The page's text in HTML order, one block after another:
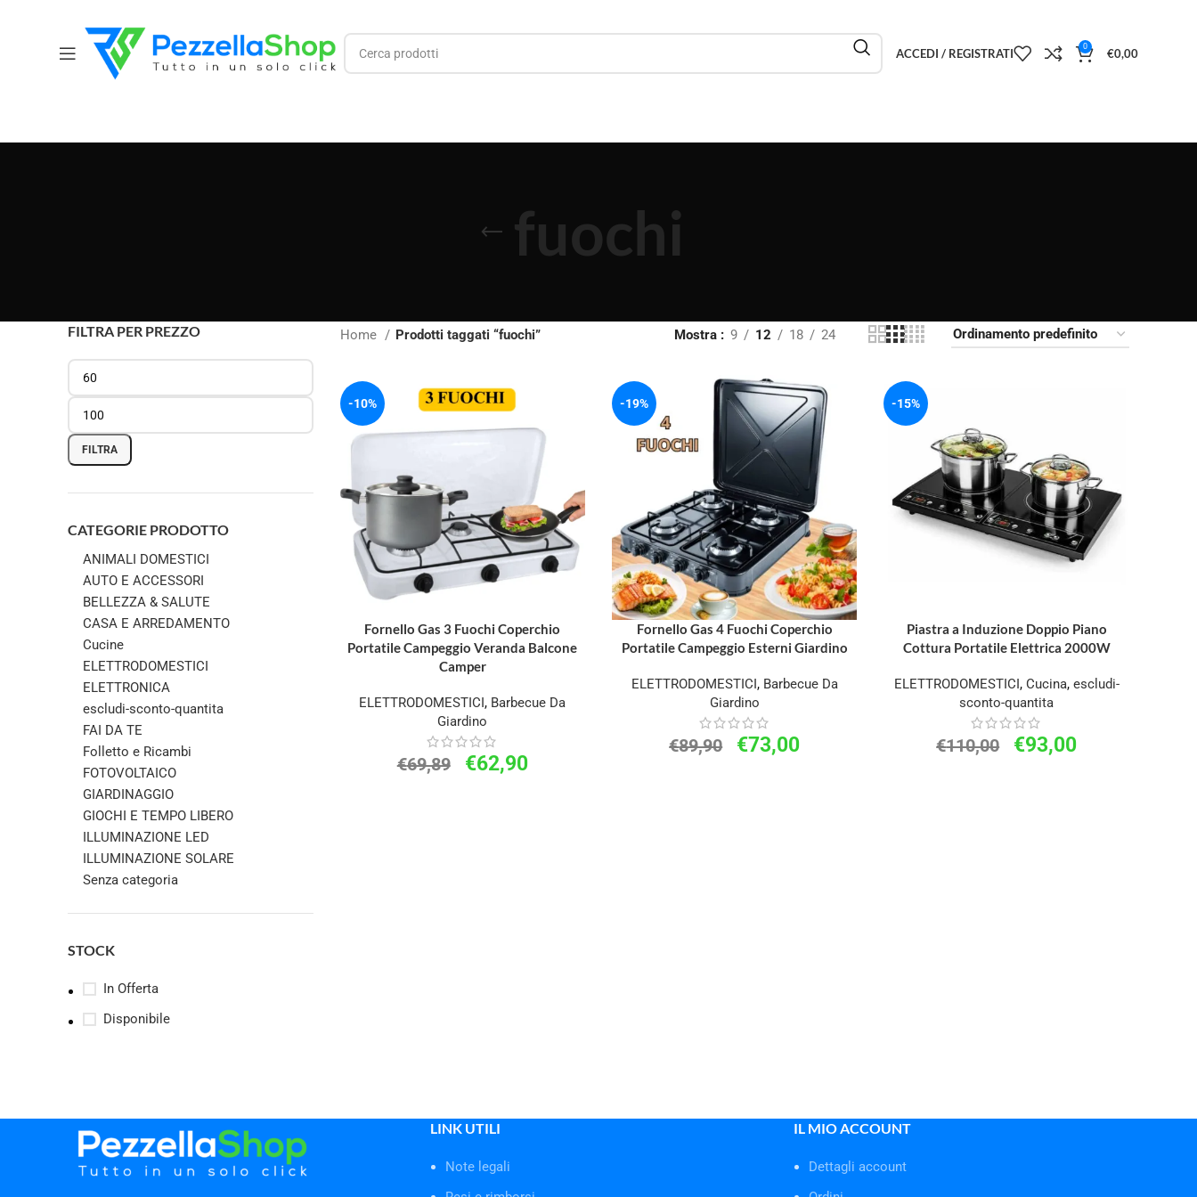
ACCEDI / REGISTRATI 0 €0,00
fuochi
FILTRA PER PREZZO
FILTRA
CATEGORIE PRODOTTO
ANIMALI DOMESTICI
AUTO E ACCESSORI
BELLEZZA & SALUTE
CASA E ARREDAMENTO
Cucine
ELETTRODOMESTICI
ELETTRONICA
escludi-sconto-quantita
FAI DA TE
Folletto e Ricambi
FOTOVOLTAICO
GIARDINAGGIO
GIOCHI E TEMPO LIBERO
ILLUMINAZIONE LED
ILLUMINAZIONE SOLARE
Senza categoria
STOCK
In Offerta
Disponibile
Home Prodotti taggati “fuochi” Mostra 9 12 18 24
-10%
Fornello Gas 3 Fuochi Coperchio
Portatile Campeggio Veranda Balcone
Camper
ELETTRODOMESTICI, Barbecue Da
Giardino
€69,89 €62,90
-19%
Fornello Gas 4 Fuochi Coperchio
Portatile Campeggio Esterni Giardino
ELETTRODOMESTICI , Barbecue Da
Giardino
€89,90 €73,00
-15%
Piastra a Induzione Doppio Piano
Cottura Portatile Elettrica 2000W
ELETTRODOMESTICI , Cucina, escludi-
sconto-quantita
€110,00 €93,00
LINK UTILI
Note legali
IL MIO ACCOUNT
Dettagli account